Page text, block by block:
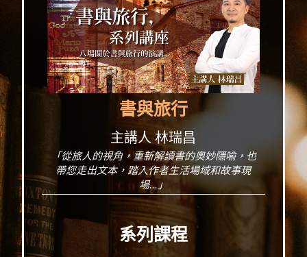
書與旅行
主講人 林瑞昌
「從旅人的視角，重新解讀書的奧妙隱喻，也
帶您走出文本，踏入作者生活場域和故事現
場...」
系列課程